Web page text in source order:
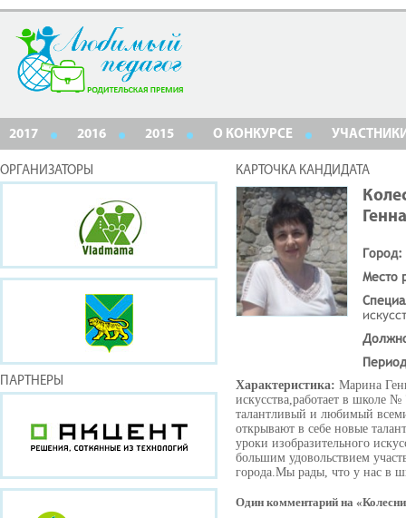
2017 2016 2015 О КОНКУРСЕ
ОРГАНИЗАТОРЫ
ПАРТНЕРЫ
КАРТОЧКА КАНДИДАТА
Город:
Место
Характеристика: Марина
искусства,работает в школе
талантливый и любимый
открывают в себе новые
уроки изобразительного
большим удовольствием
города.Мы рады, что у нас в
Один комментарий на